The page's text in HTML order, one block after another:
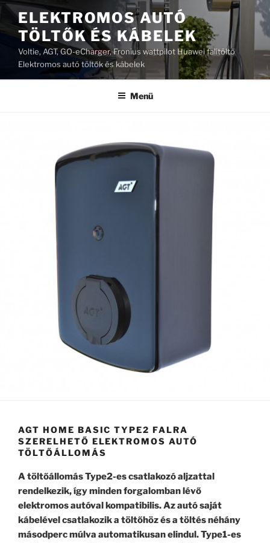
Tartalomhoz
ELEKTROMOS AUTÓ
TÖLTŐK ÉS KÁBELEK
Voltie, AGT, GO-eCharger, Fronius wattpilot Huawei falitöltő
Elektromos autó töltők és kábelek
Menü
AGT HOME BASIC TYPE2 FALRA
SZERELHETŐ ELEKTROMOS AUTÓ
TÖLTŐÁLLOMÁS
A töltőállomás Type2-es csatlakozó aljzattal
rendelkezik, így minden forgalomban lévő
elektromos autóval kompatibilis. Az autó saját
kábelével csatlakozik a töltőhöz és a töltés néhány
másodperc múlva automatikusan elindul. Type1-es